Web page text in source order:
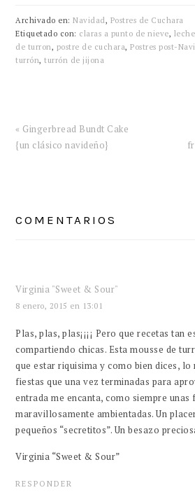
Archivado en:Navidad, Postres de Cuchara
Etiquetado con: claras a punto de nieve, leche
de turron, postre de cuchara,Postres post-
turrón,turrón de jijona
Entrada
anterior:
« Gingerbread Bundt Cake
{un clásico navideño}
CON
COMENTARIOS
Virginia "Sweet & Sour"
8 enero, 2015 en 13:01
Plas, plas, plas¡¡¡¡ Pero que recetas tan
compartiendo chicas. Esta mousse de
que estar riquisima y como bien dices,
fiestas que una vez terminadas para
entrada me encanta, como siempre
maravillosamente ambientadas. Un
pequeños “secretitos”. Un besazo
Virginia “Sweet & Sour”
RESPONDER